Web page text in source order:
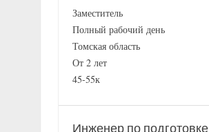
Заместитель
Полный рабочий день
Томская область
От 2 лет
45-55к
Инженер по подготовке